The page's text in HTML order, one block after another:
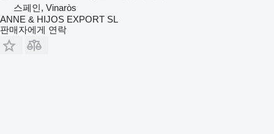
스페인, Vinaròs
ANNE & HIJOS EXPORT SL
판매자에게 연락